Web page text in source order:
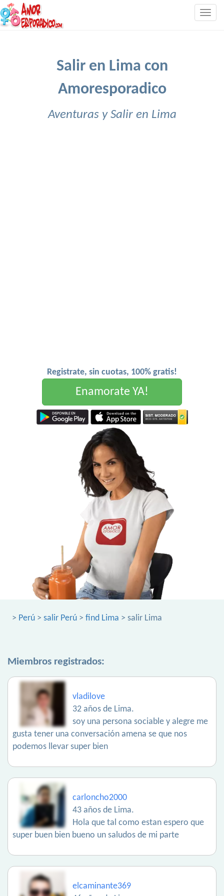
Salir en Lima con
Amoresporadico
Aventuras y Salir en Lima
Registrate, sin cuotas, 100% gratis!
Enamorate YA!
> Perú > salir Perú > find Lima > salir Lima
Miembros registrados:
vladilove
32 años de Lima.
soy una persona sociable y alegre me
gusta tener una conversación amena se que nos
podemos llevar super bien
carloncho2000
43 años de Lima.
Hola que tal como estan espero que
super buen bien bueno un saludos de mi parte
elcaminante369